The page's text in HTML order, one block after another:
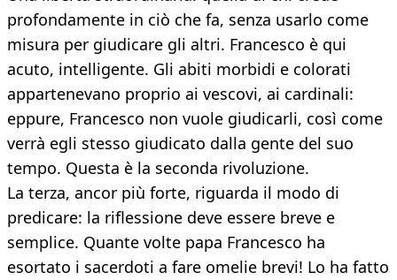
profondamente in ciò che fa, senza usarlo come
misura per giudicare gli altri. Francesco è qui
acuto, intelligente. Gli abiti morbidi e colorati
appartenevano proprio ai vescovi, ai cardinali:
eppure, Francesco non vuole giudicarli, così come
verrà egli stesso giudicato dalla gente del suo
tempo. Questa è la seconda rivoluzione.
La terza, ancor più forte, riguarda il modo di
predicare: la riflessione deve essere breve e
semplice. Quante volte papa Francesco ha
esortato i sacerdoti a fare omelie brevi! Lo ha fatto